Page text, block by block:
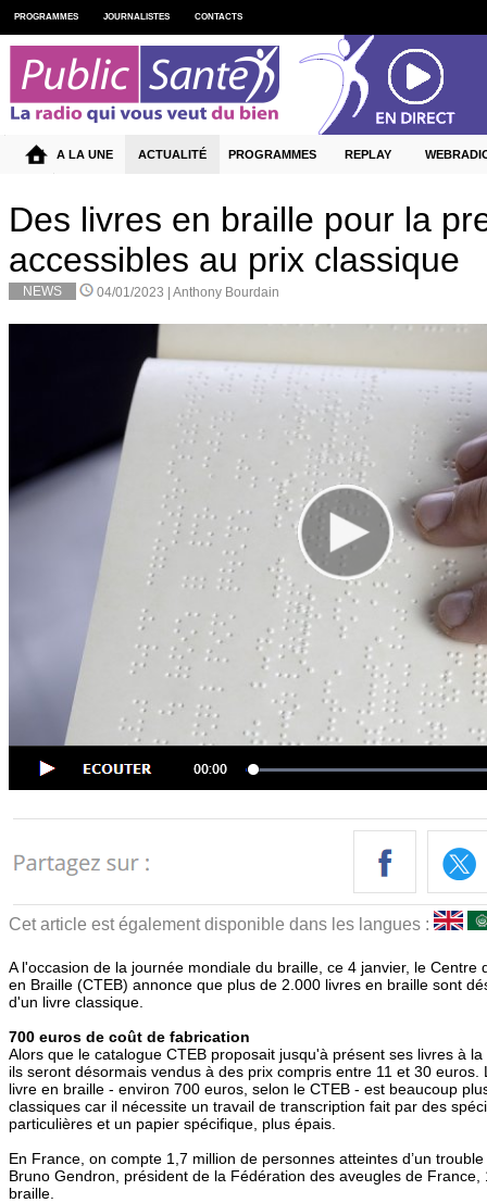
Des livres en braille pour la
accessibles au prix classique
NEWS 04/01/2023 | Anthony Bourdain
Cet article est également disponible dans les langues :
A l'occasion de la journée mondiale du braille, ce 4 janvier, le Centre
en Braille (CTEB) annonce que plus de 2.000 livres en braille sont
d'un livre classique.
700 euros de coût de fabrication
Alors que le catalogue CTEB proposait jusqu'à présent ses livres à
ils seront désormais vendus à des prix compris entre 11 et 30
livre en braille - environ 700 euros, selon le CTEB - est beaucoup
classiques car il nécessite un travail de transcription fait par des
particulières et un papier spécifique, plus épais.
En France, on compte 1,7 million de personnes atteintes d’un
Bruno Gendron, président de la Fédération des aveugles de France,
braille.
PROGRAMMES JOURNALISTES CONTACTS
A LA UNE ACTUALITÉ PROGRAMMES REPLAY